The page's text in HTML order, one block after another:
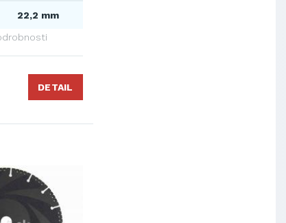
22,2 mm
DETAIL